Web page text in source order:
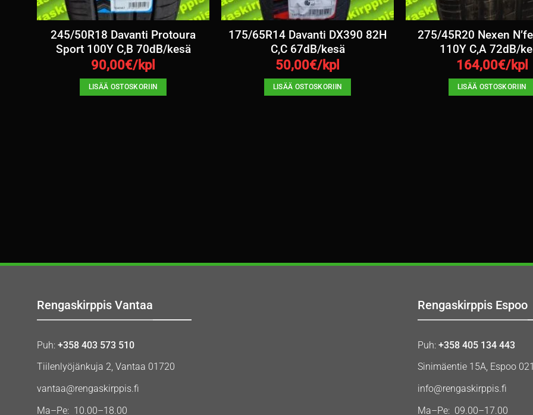
245/50R18 Davanti Protoura
Sport 100Y C,B 70dB/kesä
90,00€/kpl
LISÄÄ OSTOSKORIIN
175/65R14 Davanti DX390 82H
C,C 67dB/kesä
50,00€/kpl
LISÄÄ OSTOSKORIIN
275/45R20 Nexen
110Y C,A 72dB/
164,00€/kpl
LISÄÄ OSTOSKORIIN
Rengaskirppis Vantaa
Puh: +358 403 573 510
Tiilenlyöjänkuja 2, Vantaa 01720
vantaa@rengaskirppis.fi
Ma–Pe: 10.00–18.00
Rengaskirppis Espoo
Puh: +358 405 134 443
Sinimäentie 15A, Espoo
info@rengaskirppis.fi
Ma–Pe: 09.00–17.00